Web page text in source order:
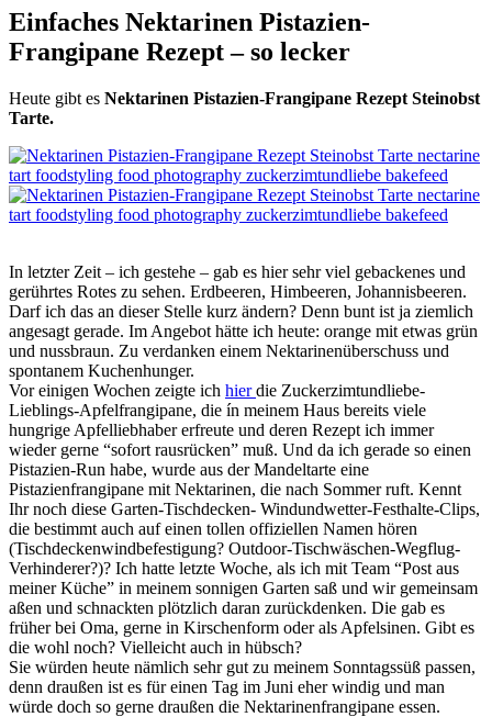
Einfaches Nektarinen Pistazien-
Frangipane Rezept – so lecker
Heute gibt es Nektarinen Pistazien-Frangipane Rezept Steinobst
Tarte.
In letzter Zeit – ich gestehe – gab es hier sehr viel gebackenes und
gerührtes Rotes zu sehen. Erdbeeren, Himbeeren, Johannisbeeren.
Darf ich das an dieser Stelle kurz ändern? Denn bunt ist ja ziemlich
angesagt gerade. Im Angebot hätte ich heute: orange mit etwas grün
und nussbraun. Zu verdanken einem Nektarinenüberschuss und
spontanem Kuchenhunger.
Vor einigen Wochen zeigte ich hier die Zuckerzimtundliebe-
Lieblings-Apfelfrangipane, die ín meinem Haus bereits viele
hungrige Apfelliebhaber erfreute und deren Rezept ich immer
wieder gerne “sofort rausrücken” muß. Und da ich gerade so einen
Pistazien-Run habe, wurde aus der Mandeltarte eine
Pistazienfrangipane mit Nektarinen, die nach Sommer ruft. Kennt
Ihr noch diese Garten-Tischdecken- Windundwetter-Festhalte-Clips,
die bestimmt auch auf einen tollen offiziellen Namen hören
(Tischdeckenwindbefestigung? Outdoor-Tischwäschen-Wegflug-
Verhinderer?)? Ich hatte letzte Woche, als ich mit Team “Post aus
meiner Küche” in meinem sonnigen Garten saß und wir gemeinsam
aßen und schnackten plötzlich daran zurückdenken. Die gab es
früher bei Oma, gerne in Kirschenform oder als Apfelsinen. Gibt es
die wohl noch? Vielleicht auch in hübsch?
Sie würden heute nämlich sehr gut zu meinem Sonntagssüß passen,
denn draußen ist es für einen Tag im Juni eher windig und man
würde doch so gerne draußen die Nektarinenfrangipane essen.